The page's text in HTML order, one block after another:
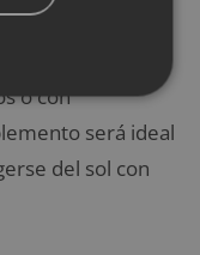
fuerza en las
Se destacan las
o con
será ideal
del sol con